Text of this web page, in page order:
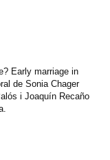
Early marriage in
de Sonia Chager
i Joaquín Recaño